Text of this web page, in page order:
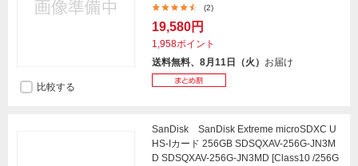
(2)
19,580円
1,958ポイント
送料無料、8月11日（火） お届け
比較する
SanDisk SanDisk Extreme microSDXC U
HS-Iカード 256GB SDSQXAV-256G-JN3M
D SDSQXAV-256G-JN3MD [Class10 /256G